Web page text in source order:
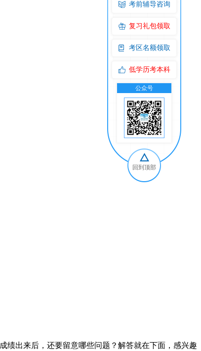
成绩出来后，还要留意哪些问题？解答就在下面，感兴趣
考前辅导咨询
复习礼包领取
考区名额领取
低学历考本科
公众号
回到顶部